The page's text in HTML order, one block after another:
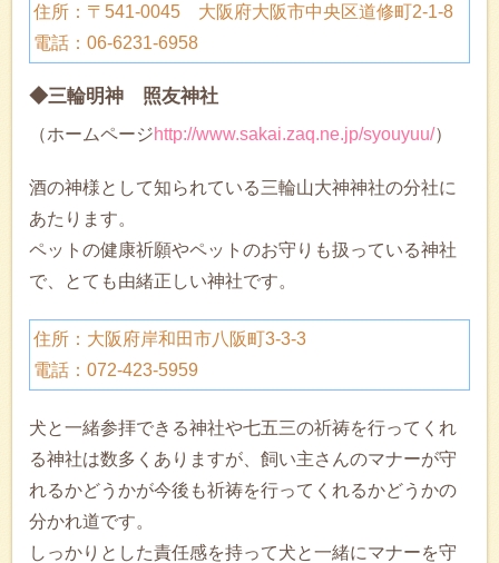
住所：〒541-0045 大阪府大阪市中央区道修町2-1-8
電話：06-6231-6958
◆三輪明神 照友神社
（ホームページhttp://www.sakai.zaq.ne.jp/syouyuu/）
酒の神様として知られている三輪山大神神社の分社に
あたります。
ペットの健康祈願やペットのお守りも扱っている神社
で、とても由緒正しい神社です。
住所：大阪府岸和田市八阪町3-3-3‎
電話：072-423-5959
犬と一緒参拝できる神社や七五三の祈祷を行ってくれ
る神社は数多くありますが、飼い主さんのマナーが守
れるかどうかが今後も祈祷を行ってくれるかどうかの
分かれ道です。
しっかりとした責任感を持って犬と一緒にマナーを守